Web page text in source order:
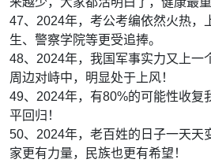
47、2024年，考公考编依然火热，
生、警察学院等更受追捧。
48、2024年，我国军事实力又上一
周边对峙中，明显处于上风！
49、2024年，有80%的可能性收复
平回归！
50、2024年，老百姓的日子一天天
家更有力量，民族也更有希望！